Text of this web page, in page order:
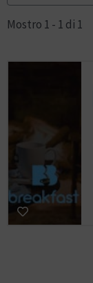
Mostro 1 - 1 di 1